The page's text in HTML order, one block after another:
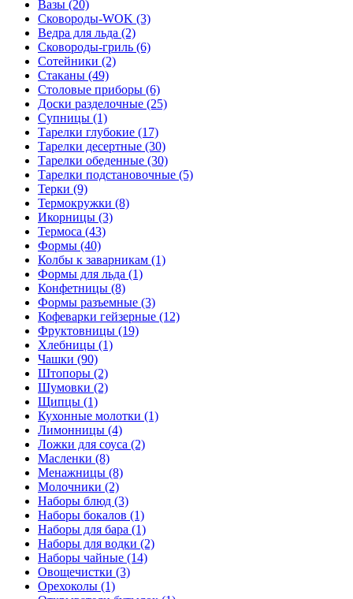
Вазы (20)
Сковороды-WOK (3)
Ведра для льда (2)
Сковороды-гриль (6)
Сотейники (2)
Стаканы (49)
Столовые приборы (6)
Доски разделочные (25)
Супницы (1)
Тарелки глубокие (17)
Тарелки десертные (30)
Тарелки обеденные (30)
Тарелки подстановочные (5)
Терки (9)
Термокружки (8)
Икорницы (3)
Термоса (43)
Формы (40)
Колбы к заварникам (1)
Формы для льда (1)
Конфетницы (8)
Формы разъемные (3)
Кофеварки гейзерные (12)
Фруктовницы (19)
Хлебницы (1)
Чашки (90)
Штопоры (2)
Шумовки (2)
Щипцы (1)
Кухонные молотки (1)
Лимонницы (4)
Ложки для соуса (2)
Масленки (8)
Менажницы (8)
Молочники (2)
Наборы блюд (3)
Наборы бокалов (1)
Наборы для бара (1)
Наборы для водки (2)
Наборы чайные (14)
Овощечистки (3)
Орехоколы (1)